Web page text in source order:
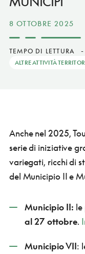
8 OTTOBRE 2025
TEMPO DI LETTURA -
ALTRE ATTIVITÀ
Anche nel 2025,
serie di iniziative
variegati, ricchi di
del Municipio II e
Municipio II: le
al 27 ottobre.
Municipio VII: